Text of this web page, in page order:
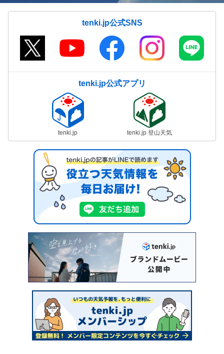
tenki.jp公式SNS
tenki.jp公式アプリ
tenki.jp tenki.jp 登山天気